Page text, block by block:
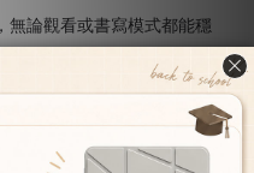
無論觀看或書寫模式都能穩